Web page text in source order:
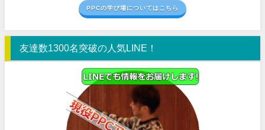
PPCの学び場についてはこちら
友達数1300名突破の人気LINE！